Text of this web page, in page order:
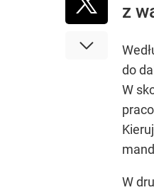
z
do
W
W